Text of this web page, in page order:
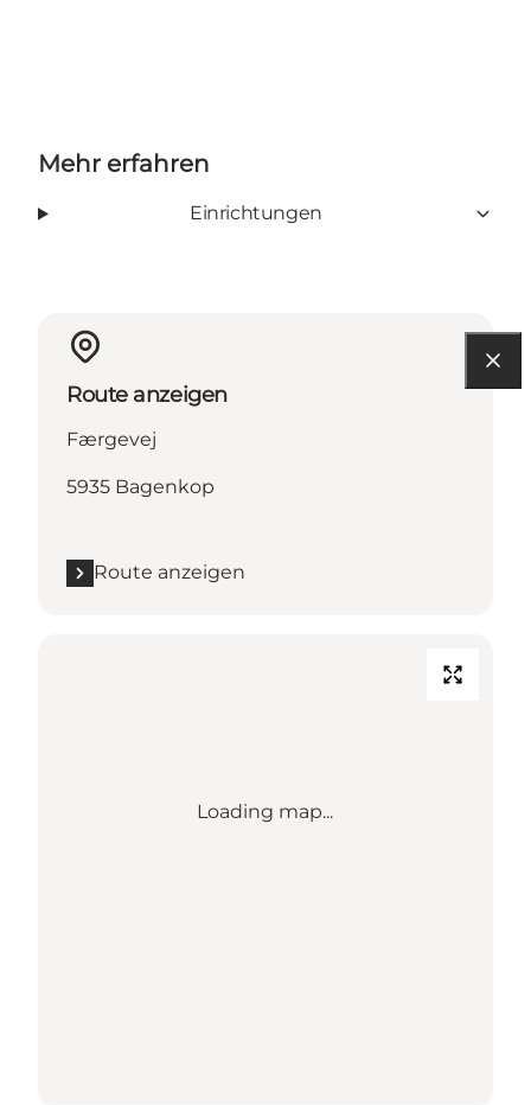
Mehr erfahren
Einrichtungen
Route anzeigen
Færgevej
5935 Bagenkop
Route anzeigen
Loading map...